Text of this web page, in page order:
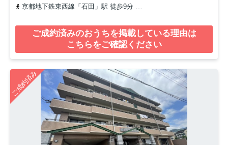
京都地下鉄東西線「石田」駅 徒歩9分
ご成約済みのおうちを掲載している理由は
こちらをご確認ください
ご成約済み